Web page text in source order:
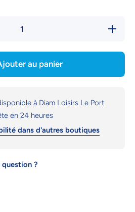
la
au panier
à Diam Loisirs Le Port
en 24 heures
dans d'autres boutiques
question ?